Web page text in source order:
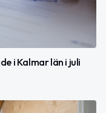
i Kalmar län i juli